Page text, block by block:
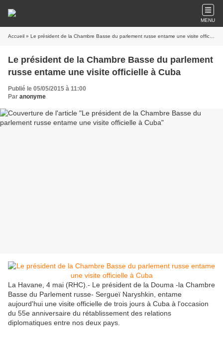
MENU
Accueil » Le président de la Chambre Basse du parlement russe entame une visite officielle à Cuba
Le président de la Chambre Basse du parlement
russe entame une visite officielle à Cuba
Publié le 05/05/2015 à 11:00
Par anonyme
La Havane, 4 mai (RHC).- Le président de la Douma -la Chambre
Basse du Parlement russe- Sergueï Naryshkin, entame
aujourd'hui une visite officielle de trois jours à Cuba à l'occasion
du 55e anniversaire du rétablissement des relations
diplomatiques entre nos deux pays.